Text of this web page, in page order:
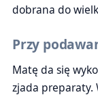
dobrana do
Przy
Matę da się
zjada preparaty.